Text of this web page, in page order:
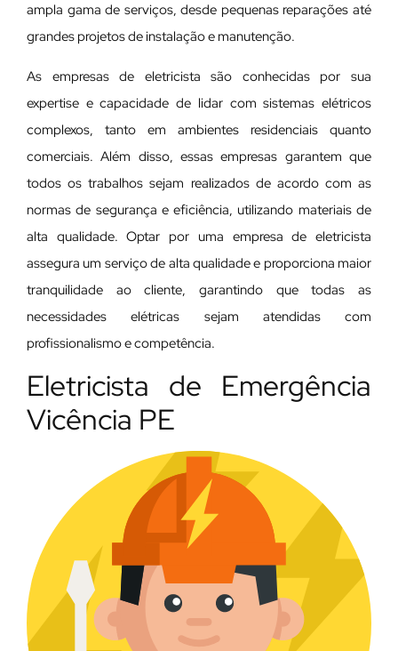
ampla gama de serviços, desde pequenas reparações até
grandes projetos de instalação e manutenção.
As empresas de eletricista são conhecidas por sua
expertise e capacidade de lidar com sistemas elétricos
complexos, tanto em ambientes residenciais quanto
comerciais. Além disso, essas empresas garantem que
todos os trabalhos sejam realizados de acordo com as
normas de segurança e eficiência, utilizando materiais de
alta qualidade. Optar por uma empresa de eletricista
assegura um serviço de alta qualidade e proporciona maior
tranquilidade ao cliente, garantindo que todas as
necessidades elétricas sejam atendidas com
profissionalismo e competência.
Eletricista de Emergência
Vicência PE